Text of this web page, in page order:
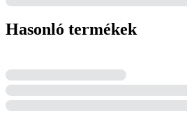
Hasonló termékek